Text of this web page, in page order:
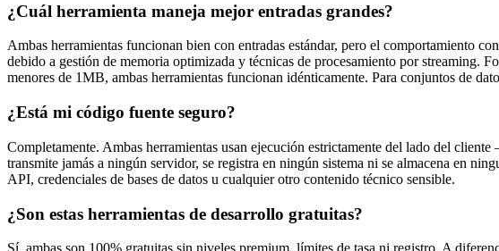
¿Cuál herramienta maneja mejor entradas grandes?
Ambas herramientas funcionan bien con entradas estándar, pero el comportamiento
debido a gestión de memoria optimizada y técnicas de procesamiento por
menores de 1MB, ambas herramientas funcionan idénticamente. Para conjuntos de
¿Está mi código fuente seguro?
Completamente. Ambas herramientas usan ejecución estrictamente del lado del
transmite jamás a ningún servidor, se registra en ningún sistema ni se almacena en
API, credenciales de bases de datos u cualquier otro contenido técnico sensible.
¿Son estas herramientas de desarrollo gratuitas?